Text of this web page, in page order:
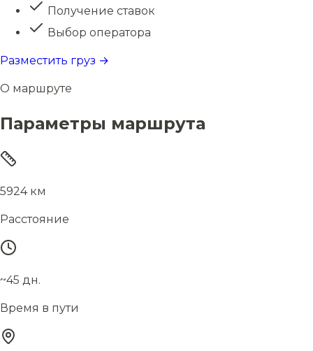
Получение ставок
Выбор оператора
Разместить груз →
О маршруте
Параметры маршрута
5924 км
Расстояние
~45 дн.
Время в пути